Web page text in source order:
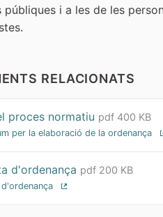
públiques i a les de les
RELACIONATS
proces normatiu pdf 400 KB
per la elaboració de la ordenança
d'ordenança pdf 200 KB